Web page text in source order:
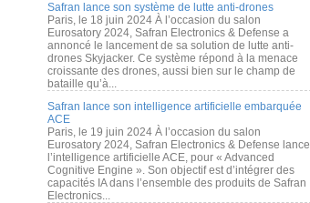
Safran lance son système de lutte anti-drones
Paris, le 18 juin 2024 À l’occasion du salon
Eurosatory 2024, Safran Electronics & Defense a
annoncé le lancement de sa solution de lutte anti-
drones Skyjacker. Ce système répond à la menace
croissante des drones, aussi bien sur le champ de
bataille qu’à...
Safran lance son intelligence artificielle embarquée
ACE
Paris, le 19 juin 2024 À l’occasion du salon
Eurosatory 2024, Safran Electronics & Defense lance
l’intelligence artificielle ACE, pour « Advanced
Cognitive Engine ». Son objectif est d’intégrer des
capacités IA dans l’ensemble des produits de Safran
Electronics...